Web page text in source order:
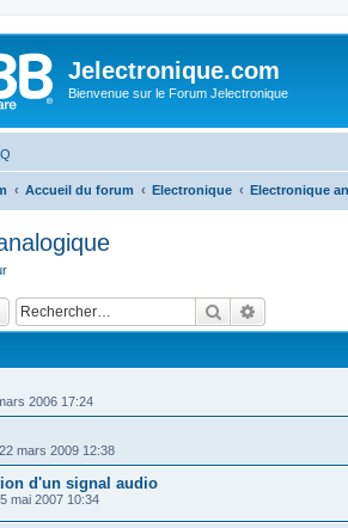
Jelectronique.com
Bienvenue sur le Forum Jelectronique
Accueil du forum Electronique Electronique
Rechercher
2006 17:24
22 mars 2009 12:38
d'un signal audio
mai 2007 10:34